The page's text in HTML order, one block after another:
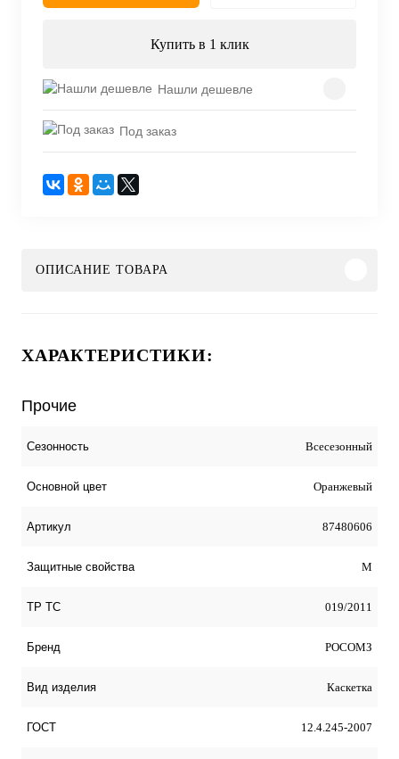
Купить в 1 клик
Нашли дешевле
Под заказ
ОПИСАНИЕ ТОВАРА
ХАРАКТЕРИСТИКИ:
Прочие
Сезонность Всесезонный
Основной цвет Оранжевый
Артикул 87480606
Защитные свойства М
ТР ТС 019/2011
Бренд РОСОМЗ
Вид изделия Каскетка
ГОСТ 12.4.245-2007